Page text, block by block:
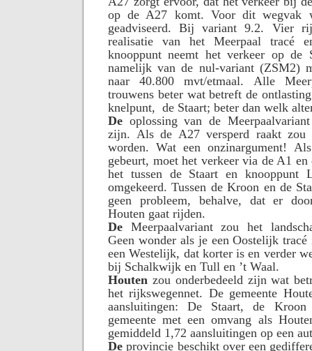
op de A27 komt. Voor dit wegvak
geadviseerd. Bij variant 9.2. Vier
realisatie van het Meerpaal tracé
knooppunt neemt het verkeer op de
namelijk van de nul-variant (ZSM2)
naar 40.800 mvt/etmaal. Alle
trouwens beter wat betreft de
knelpunt, de Staart; beter dan welk
De oplossing van de
zijn. Als de A27 versperd raakt zou
worden. Wat een onzinargument!
gebeurt, moet het verkeer via de A1
het tussen de Staart en knooppunt
omgekeerd. Tussen de Kroon en de
geen probleem, behalve, dat er
Houten gaat rijden.
De Meerpaalvariant zou het
Geen wonder als je een Oostelijk
een Westelijk, dat korter is en verder
bij Schalkwijk en Tull en ’t Waal.
Houten zou onderbedeeld zijn wat
het rijkswegennet. De gemeente
aansluitingen: De Staart, de
gemeente met een omvang als
gemiddeld 1,72 aansluitingen op een
De provincie beschikt over een